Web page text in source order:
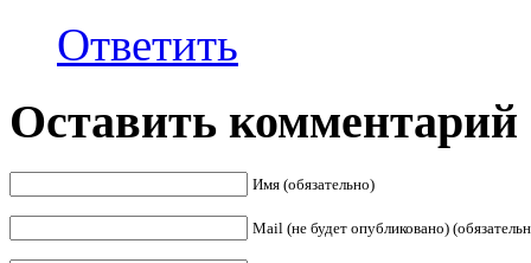
Ответить
Оставить комментарий
Имя (обязательно)
Mail (не будет опубликовано)